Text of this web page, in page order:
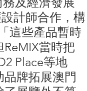
計師合作，構
這些產品暫時
當時把
Place等地
牌拓展澳門